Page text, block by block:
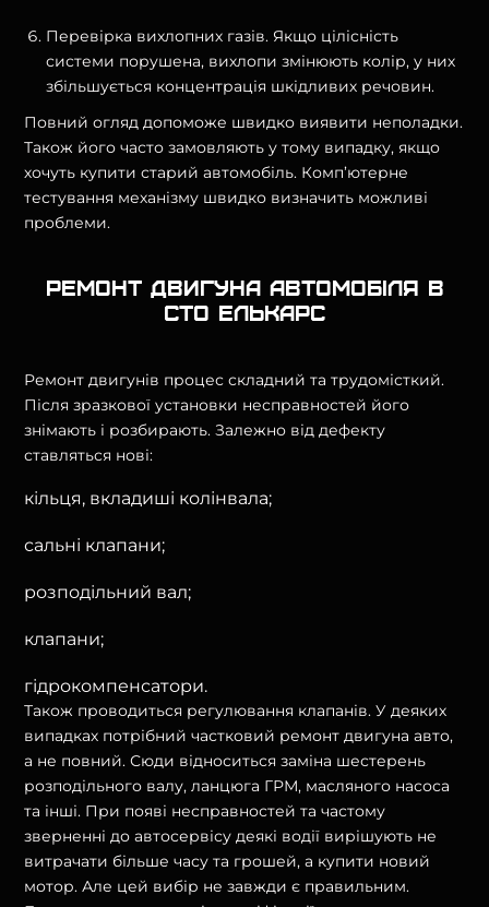
Перевірка вихлопних газів. Якщо цілісність
системи порушена, вихлопи змінюють колір, у них
збільшується концентрація шкідливих речовин.
Повний огляд допоможе швидко виявити неполадки.
Також його часто замовляють у тому випадку, якщо
хочуть купити старий автомобіль. Комп’ютерне
тестування механізму швидко визначить можливі
проблеми.
Ремонт двигуна автомобіля в
СТО Елькарс
Ремонт двигунів процес складний та трудомісткий.
Після зразкової установки несправностей його
знімають і розбирають. Залежно від дефекту
ставляться нові:
кільця, вкладиші колінвала;
сальні клапани;
розподільний вал;
клапани;
гідрокомпенсатори.
Також проводиться регулювання клапанів. У деяких
випадках потрібний частковий ремонт двигуна авто,
а не повний. Сюди відноситься заміна шестерень
розподільного валу, ланцюга ГРМ, масляного насоса
та інші. При появі несправностей та частому
зверненні до автосервісу деякі водії вирішують не
витрачати більше часу та грошей, а купити новий
мотор. Але цей вибір не завжди є правильним.